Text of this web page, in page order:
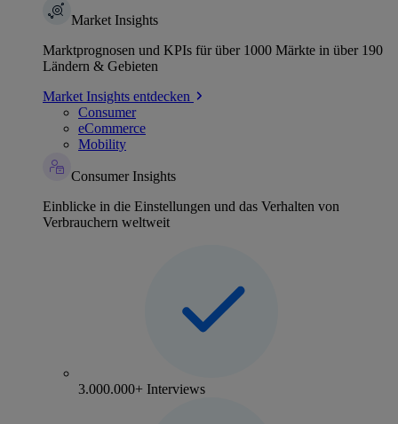
Market Insights
Marktprognosen und KPIs für über 1000 Märkte in über 190
Ländern & Gebieten
Market Insights entdecken
Consumer
eCommerce
Mobility
Consumer Insights
Einblicke in die Einstellungen und das Verhalten von
Verbrauchern weltweit
3.000.000+ Interviews